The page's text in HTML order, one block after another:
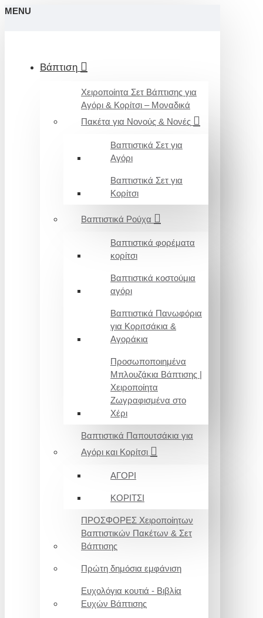
MENU
Βάπτιση
Χειροποίητα Σετ Βάπτισης για
Αγόρι & Κορίτσι – Μοναδικά
Πακέτα για Νονούς & Νονές
Βαπτιστικά Σετ για
Αγόρι
Βαπτιστικά Σετ για
Κορίτσι
Βαπτιστικά Ρούχα
Βαπτιστικά φορέματα
κορίτσι
Βαπτιστικά κοστούμια
αγόρι
Βαπτιστικά Πανωφόρια
για Κοριτσάκια &
Αγοράκια
Προσωποποιημένα
Μπλουζάκια Βάπτισης |
Χειροποίητα
Ζωγραφισμένα στο
Χέρι
Βαπτιστικά Παπουτσάκια για
Αγόρι και Κορίτσι
ΑΓΟΡΙ
ΚΟΡΙΤΣΙ
ΠΡΟΣΦΟΡΕΣ Χειροποίητων
Βαπτιστικών Πακέτων & Σετ
Βάπτισης
Πρώτη δημόσια εμφάνιση
Ευχολόγια κουτιά - Βιβλία
Ευχών Βάπτισης